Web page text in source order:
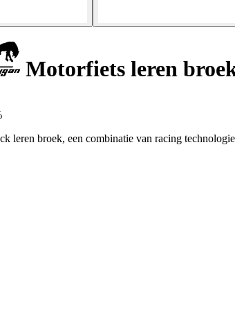
Motorfiets leren
leren broek, een combinatie van racing